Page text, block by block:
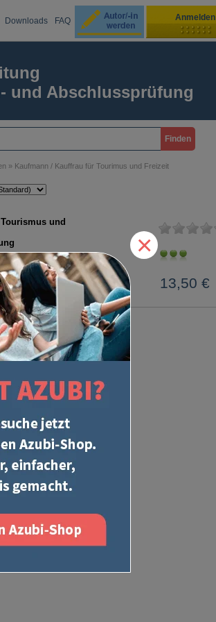
Downloads FAQ Anmelden
und Abschlussprüfung
» Kaufmann / Kauffrau für Tourimus und Freizeit
und
13,50 €
×